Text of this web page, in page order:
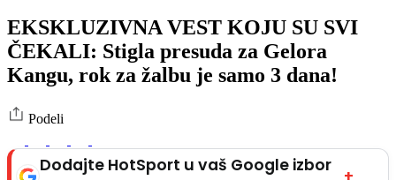
EKSKLUZIVNA VEST KOJU SU SVI
ČEKALI: Stigla presuda za Gelora
Kangu, rok za žalbu je samo 3 dana!
Podeli
Dodajte HotSport u vaš Google izbor